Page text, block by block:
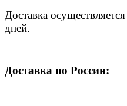
Доставка
дней.
Доставка по России: